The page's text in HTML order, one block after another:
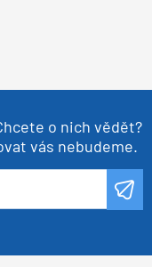
o nich vědět?
vás nebudeme.